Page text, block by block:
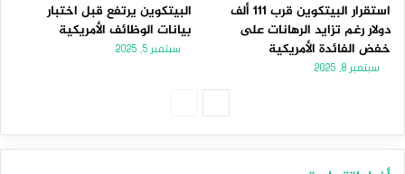
استقرار البيتكوين قرب 111 ألف
دولار رغم تزايد الرهانات على
خفض الفائدة الأمريكية
سبتمبر 8, 2025
البيتكوين يرتفع قبل اختبار
بيانات الوظائف الأمريكية
سبتمبر 5, 2025